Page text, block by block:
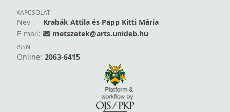
KAPCSOLAT
Név
Krabák Attila és Papp Kitti Mária
E-mail:
metszetek@arts.unideb.hu
ISSN
Online: 2063-6415